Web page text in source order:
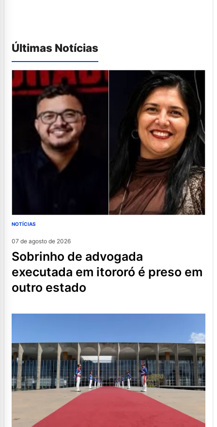
Últimas Notícias
NOTÍCIAS
07 de agosto de 2026
sobrinho de advogada
executada em itororó é preso em
outro estado